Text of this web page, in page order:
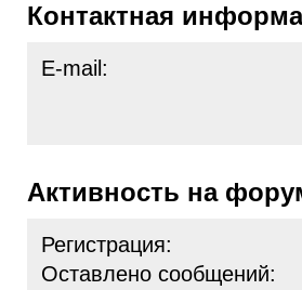
Контактная
E-mail:
Активность на
Регистрация:
Оставлено сообщений: